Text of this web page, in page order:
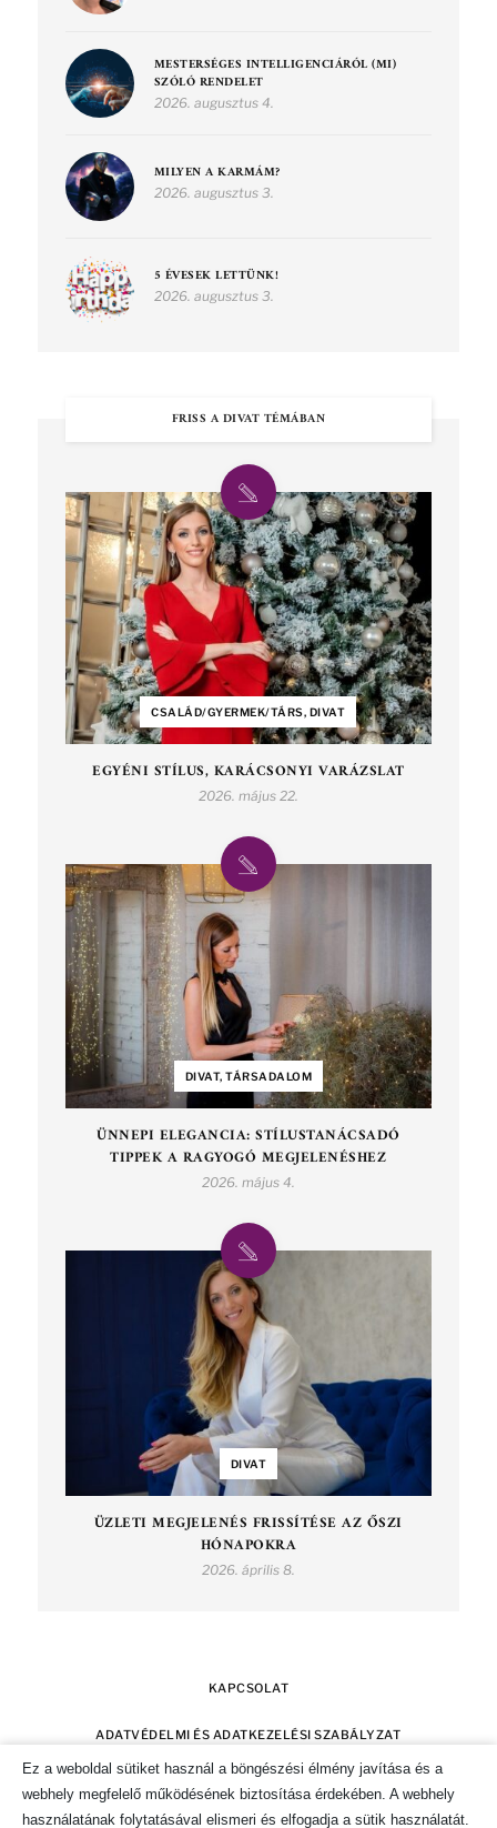
MESTERSÉGES INTELLIGENCIÁRÓL (MI)
SZÓLÓ RENDELET
2026. augusztus 4.
MILYEN A KARMÁM?
2026. augusztus 3.
5 ÉVESEK LETTÜNK!
2026. augusztus 3.
FRISS A DIVAT TÉMÁBAN
CSALÁD/GYERMEK/TÁRS, DIVAT
EGYÉNI STÍLUS, KARÁCSONYI VARÁZSLAT
2026. május 22.
DIVAT, TÁRSADALOM
ÜNNEPI ELEGANCIA: STÍLUSTANÁCSADÓ
TIPPEK A RAGYOGÓ MEGJELENÉSHEZ
2026. május 4.
DIVAT
ÜZLETI MEGJELENÉS FRISSÍTÉSE AZ ŐSZI
HÓNAPOKRA
2026. április 8.
KAPCSOLAT
ADATVÉDELMI ÉS ADATKEZELÉSI SZABÁLYZAT
IMPRESSZUM
Ez a weboldal sütiket használ a böngészési élmény javítása és a
webhely megfelelő működésének biztosítása érdekében. A webhely
használatának folytatásával elismeri és elfogadja a sütik használatát.